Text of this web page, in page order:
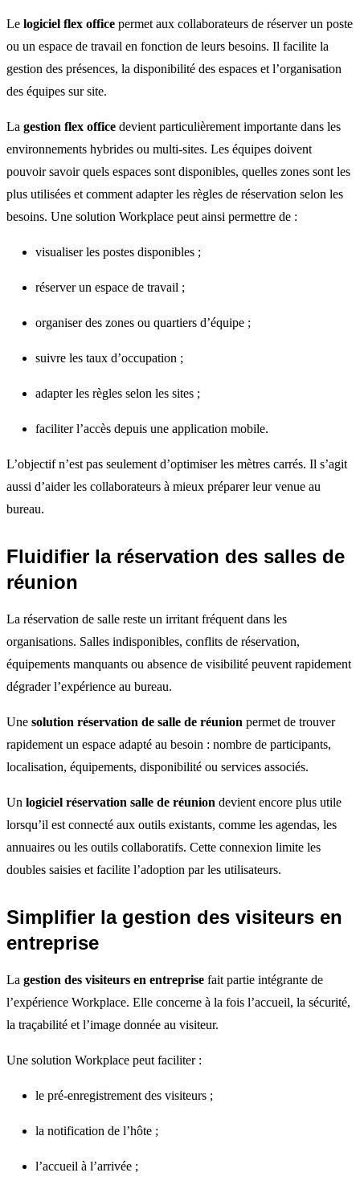
Le logiciel flex office permet aux collaborateurs de réserver un poste
ou un espace de travail en fonction de leurs besoins. Il facilite la
gestion des présences, la disponibilité des espaces et l’organisation
des équipes sur site.
La gestion flex office devient particulièrement importante dans les
environnements hybrides ou multi-sites. Les équipes doivent
pouvoir savoir quels espaces sont disponibles, quelles zones sont les
plus utilisées et comment adapter les règles de réservation selon les
besoins. Une solution Workplace peut ainsi permettre de :
visualiser les postes disponibles ;
réserver un espace de travail ;
organiser des zones ou quartiers d’équipe ;
suivre les taux d’occupation ;
adapter les règles selon les sites ;
faciliter l’accès depuis une application mobile.
L’objectif n’est pas seulement d’optimiser les mètres carrés. Il s’agit
aussi d’aider les collaborateurs à mieux préparer leur venue au
bureau.
Fluidifier la réservation des salles de
réunion
La réservation de salle reste un irritant fréquent dans les
organisations. Salles indisponibles, conflits de réservation,
équipements manquants ou absence de visibilité peuvent rapidement
dégrader l’expérience au bureau.
Une solution réservation de salle de réunion permet de trouver
rapidement un espace adapté au besoin : nombre de participants,
localisation, équipements, disponibilité ou services associés.
Un logiciel réservation salle de réunion devient encore plus utile
lorsqu’il est connecté aux outils existants, comme les agendas, les
annuaires ou les outils collaboratifs. Cette connexion limite les
doubles saisies et facilite l’adoption par les utilisateurs.
Simplifier la gestion des visiteurs en
entreprise
La gestion des visiteurs en entreprise fait partie intégrante de
l’expérience Workplace. Elle concerne à la fois l’accueil, la sécurité,
la traçabilité et l’image donnée au visiteur.
Une solution Workplace peut faciliter :
le pré-enregistrement des visiteurs ;
la notification de l’hôte ;
l’accueil à l’arrivée ;